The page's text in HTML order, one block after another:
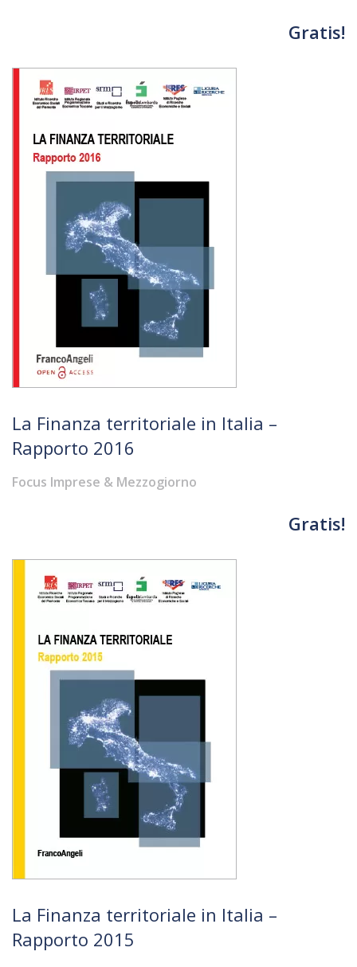
Gratis!
La Finanza territoriale in Italia –
Rapporto 2016
Focus Imprese & Mezzogiorno
Gratis!
La Finanza territoriale in Italia –
Rapporto 2015